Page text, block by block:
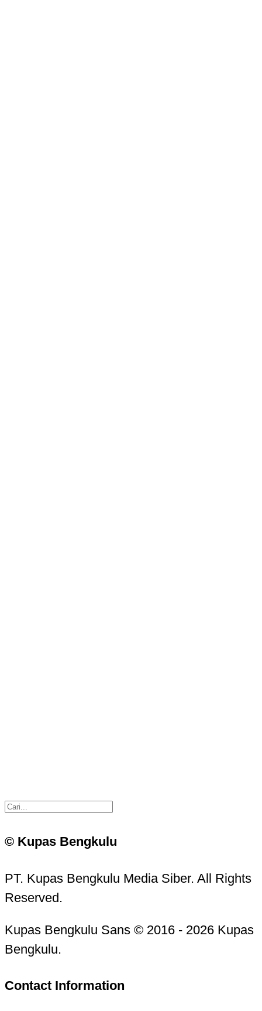
© Kupas Bengkulu
PT. Kupas Bengkulu Media Siber. All Rights
Reserved.
Kupas Bengkulu Sans © 2016 - 2026 Kupas
Bengkulu.
Contact Information